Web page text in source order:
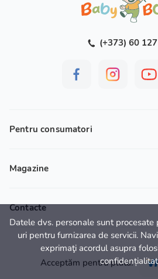
(+373) 60
Pentru consumatori
Magazine
Contacte
Acceptăm pentru plată:
Datele dvs. personale sunt procesate
uri pentru furnizarea de servicii.
exprimaţi acordul asupra